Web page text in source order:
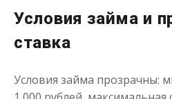
Срок
Условия займа и
ставка
Условия займа прозрачны: